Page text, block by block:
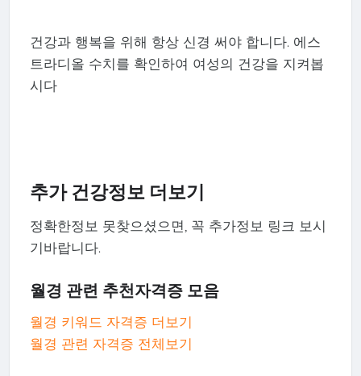
건강과 행복을 위해 항상 신경 써야 합니다. 에스
트라디올 수치를 확인하여 여성의 건강을 지켜봅
시다
추가 건강정보 더보기
정확한정보 못찾으셨으면, 꼭 추가정보 링크 보시
기바랍니다.
월경 관련 추천자격증 모음
월경 키워드 자격증 더보기
월경 관련 자격증 전체보기